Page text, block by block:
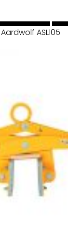
& Elevação
ASL105